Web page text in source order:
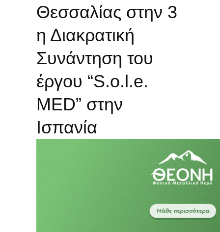
Θεσσαλίας στην 3
η Διακρατική
Συνάντηση του
έργου “S.o.l.e.
MED” στην
Ισπανία